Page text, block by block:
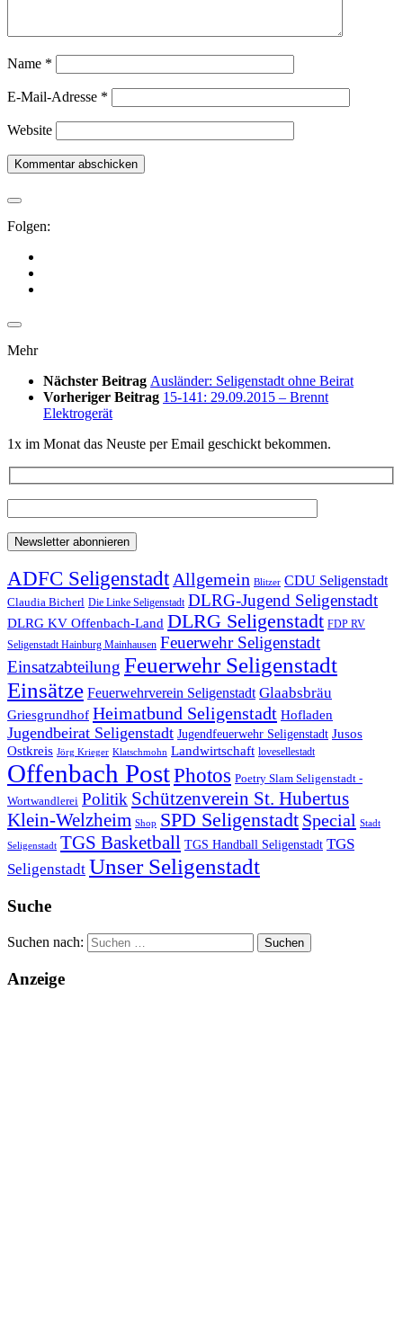
Name *
E-Mail-Adresse *
Website
Folgen:
Mehr
Nächster Beitrag Ausländer: Seligenstadt ohne Beirat
Vorheriger Beitrag 15-141: 29.09.2015 – Brennt
Elektrogerät
1x im Monat das Neuste per Email geschickt bekommen.
ADFC SeligenstadtAllgemein Blitzer CDU Seligenstadt
Claudia Bicherl Die Linke Seligenstadt DLRG-Jugend Seligenstadt
DLRG KV Offenbach-Land DLRG Seligenstadt FDP RV
Seligenstadt Hainburg Mainhausen Feuerwehr Seligenstadt
Einsatzabteilung Feuerwehr Seligenstadt
Einsätze Feuerwehrverein Seligenstadt Glaabsbräu
Griesgrundhof Heimatbund Seligenstadt Hofladen
Jugendbeirat Seligenstadt Jugendfeuerwehr Seligenstadt Jusos
Ostkreis Jörg Krieger Klatschmohn Landwirtschaft lovesellestadt
Offenbach PostPhotos Poetry Slam Seligenstadt -
Wortwandlerei Politik Schützenverein St. Hubertus
Klein-Welzheim Shop SPD Seligenstadt Special Stadt
Seligenstadt TGS Basketball TGS Handball Seligenstadt TGS
Seligenstadt Unser Seligenstadt
Suche
Suchen nach:
Anzeige